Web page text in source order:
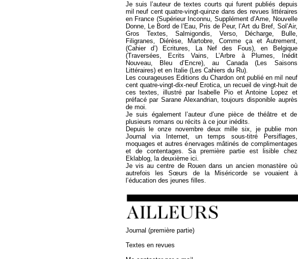
Je suis l’auteur de textes courts qui furent publiés depuis
mil neuf cent quatre-vingt-quinze dans des revues littéraires
en France (Supérieur Inconnu, Supplément d’Ame, Nouvelle
Donne, Le Bord de l’Eau, Pris de Peur, l’Art du Bref, Sol’Air,
Gros Textes, Salmigondis, Verso, Décharge, Bulle,
Filigranes, Diérèse, Martobre, Comme ça et Autrement,
(Cahier d’) Ecritures, La Nef des Fous), en Belgique
(Traversées, Ecrits Vains, L’Arbre à Plumes, Inédit
Nouveau, Bleu d’Encre), au Canada (Les Saisons
Littéraires) et en Italie (Les Cahiers du Ru).
Les courageuses Editions du Chardon ont publié en mil neuf
cent quatre-vingt-dix-neuf Erotica, un recueil de vingt-huit de
ces textes, illustré par Isabelle Pio et Antoine Lopez et
préfacé par Sarane Alexandrian, toujours disponible auprès
de moi.
Je suis également l’auteur d’une pièce de théâtre et de
plusieurs romans ou récits à ce jour inédits.
Depuis le onze novembre deux mille six, je publie mon
Journal via Internet, un temps sous-titré Persiflages,
moquages et autres énervages mâtinés de complimentages
et de contentages. Sa première partie est lisible chez
Eklablog, la deuxième ici.
Je vis au centre de Rouen dans un ancien monastère où
autrefois les Sœurs de la Miséricorde se vouaient à
l’éducation des jeunes filles.
Journal (première partie)
Textes en revues